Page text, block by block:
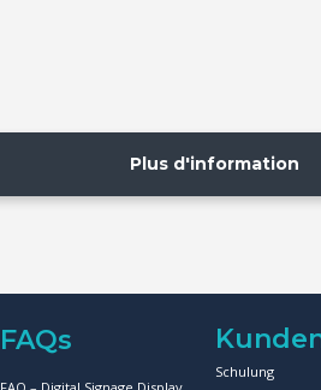
Plus d'information
FAQs
Schulung